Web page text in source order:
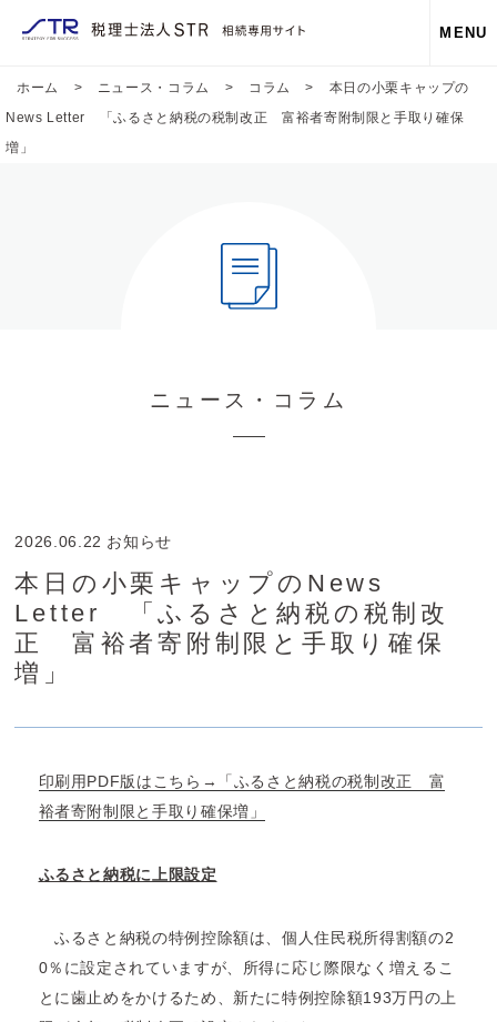
MENU
ホーム > ニュース・コラム > コラム >
本日の小栗キャップの
News Letter 「ふるさと納税の税制改正 富裕者寄附制限と手取り確保
増」
ニュース・コラム
2026.06.22 お知らせ
本日の小栗キャップのNews
Letter 「ふるさと納税の税制改
正 富裕者寄附制限と手取り確保
増」
印刷用PDF版はこちら→「ふるさと納税の税制改正 富
裕者寄附制限と手取り確保増」
ふるさと納税に上限設定
ふるさと納税の特例控除額は、個人住民税所得割額の2
0％に設定されていますが、所得に応じ際限なく増えるこ
とに歯止めをかけるため、新たに特例控除額193万円の上